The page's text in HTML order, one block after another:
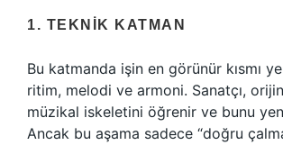
1. TEKNIK KATMAN
Bu katmanda işin en görünür kısmı
ritim, melodi ve armoni. Sanatçı,
müzikal iskeletini öğrenir ve bunu
Ancak bu aşama sadece “doğru